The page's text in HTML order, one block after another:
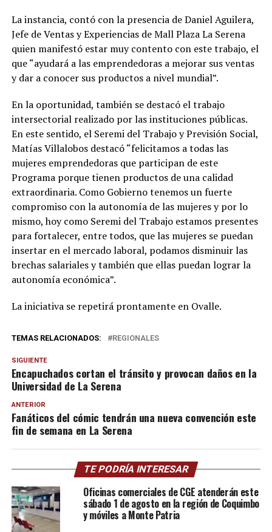
La instancia, contó con la presencia de Daniel Aguilera,
Jefe de Ventas y Experiencias de Mall Plaza La Serena
quien manifestó estar muy contento con este trabajo, el
que “ayudará a las emprendedoras a mejorar sus ventas
y dar a conocer sus productos a nivel mundial”.
En la oportunidad, también se destacó el trabajo
intersectorial realizado por las instituciones públicas.
En este sentido, el Seremi del Trabajo y Previsión Social,
Matías Villalobos destacó “felicitamos a todas las
mujeres emprendedoras que participan de este
Programa porque tienen productos de una calidad
extraordinaria. Como Gobierno tenemos un fuerte
compromiso con la autonomía de las mujeres y por lo
mismo, hoy como Seremi del Trabajo estamos presentes
para fortalecer, entre todos, que las mujeres se puedan
insertar en el mercado laboral, podamos disminuir las
brechas salariales y también que ellas puedan lograr la
autonomía económica”.
La iniciativa se repetirá prontamente en Ovalle.
TEMAS RELACIONADOS: REGIONALES
SIGUIENTE
Encapuchados cortan el tránsito y provocan daños en la
Universidad de La Serena
ANTERIOR
Fanáticos del cómic tendrán una nueva convención este
fin de semana en La Serena
TE PODRÍA INTERESAR
Oficinas comerciales de CGE atenderán este
sábado 1 de agosto en la región de Coquimbo
y móviles a Monte Patria